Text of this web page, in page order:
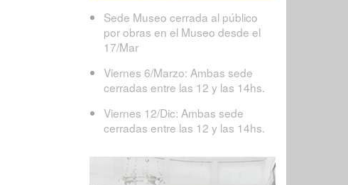
Sede Museo cerrada al público
por obras en el Museo desde el
17/Mar
Viernes 6/Marzo: Ambas sede
cerradas entre las 12 y las 14hs.
Viernes 12/Dic: Ambas sede
cerradas entre las 12 y las 14hs.